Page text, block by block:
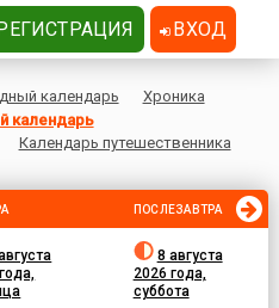
календарь
Хроника
календарь
Календарь путешественника
ПОСЛЕЗАВТРА
8 августа
2026 года,
суббота
ВХОД